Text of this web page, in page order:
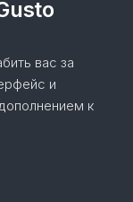
вас за
и
к